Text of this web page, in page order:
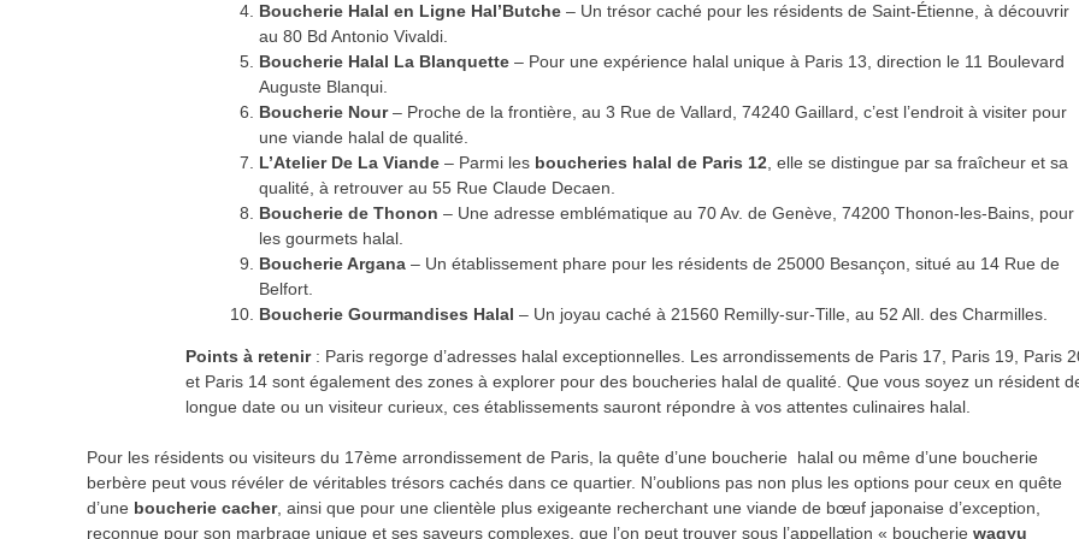
Boucherie Halal en Ligne Hal’Butche – Un trésor caché pour les résidents de Saint-Étienne, à découvrir
au 80 Bd Antonio Vivaldi.
Boucherie Halal La Blanquette – Pour une expérience halal unique à Paris 13, direction le 11 Boulevard
Auguste Blanqui.
Boucherie Nour– Proche de la frontière, au 3 Rue de Vallard, 74240 Gaillard, c’est l’endroit à visiter pour
une viande halal de qualité.
L’Atelier De La Viande – Parmi les boucheries halal de Paris 12, elle se distingue par sa fraîcheur et sa
qualité, à retrouver au 55 Rue Claude Decaen.
Boucherie de Thonon – Une adresse emblématique au 70 Av. de Genève, 74200 Thonon-les-Bains, pour
les gourmets halal.
Boucherie Argana – Un établissement phare pour les résidents de 25000 Besançon, situé au 14 Rue de
Belfort.
Boucherie Gourmandises Halal – Un joyau caché à 21560 Remilly-sur-Tille, au 52 All. des Charmilles.
Points à retenir: Paris regorge d’adresses halal exceptionnelles. Les arrondissements de Paris 17, Paris 19, Paris
et Paris 14 sont également des zones à explorer pour des boucheries halal de qualité. Que vous soyez un résident
longue date ou un visiteur curieux, ces établissements sauront répondre à vos attentes culinaires halal.
Pour les résidents ou visiteurs du 17ème arrondissement de Paris, la quête d’une boucherie halal ou même d’une boucherie
berbère peut vous révéler de véritables trésors cachés dans ce quartier. N’oublions pas non plus les options pour ceux en quête
d’une boucherie cacher, ainsi que pour une clientèle plus exigeante recherchant une viande de bœuf japonaise d’exception,
reconnue pour son marbrage unique et ses saveurs complexes, que l’on peut trouver sous l’appellation « boucherie wagyu